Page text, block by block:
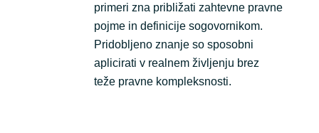
primeri zna približati zahtevne pravne
pojme in definicije sogovornikom.
Pridobljeno znanje so sposobni
aplicirati v realnem življenju brez
teže pravne kompleksnosti.